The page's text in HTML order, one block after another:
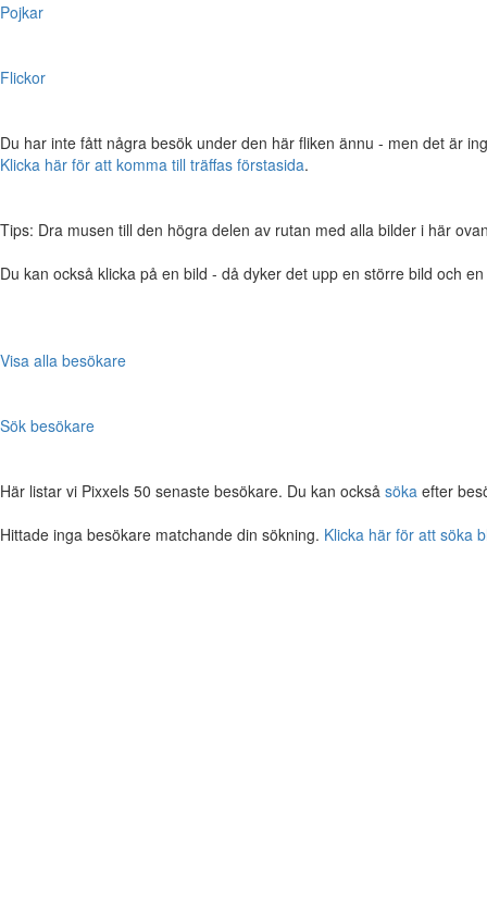
Pojkar
Flickor
Du har inte fått några besök under den här fliken ännu - men det är
Klicka här för att komma till träffas förstasida.
Tips: Dra musen till den högra delen av rutan med alla bilder i här
Du kan också klicka på en bild - då dyker det upp en större bild och
Visa alla besökare
Sök besökare
Här listar vi Pixxels 50 senaste besökare. Du kan också söka efter
Hittade inga besökare matchande din sökning. Klicka här för att söka